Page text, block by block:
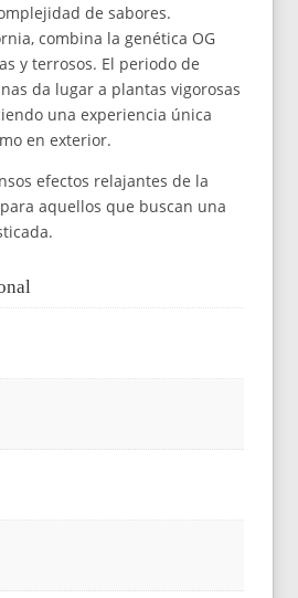
de sabores.
combina la genética OG
y terrosos. El periodo de
da lugar a plantas vigorosas
una experiencia única
en exterior.
efectos relajantes de la
aquellos que buscan una